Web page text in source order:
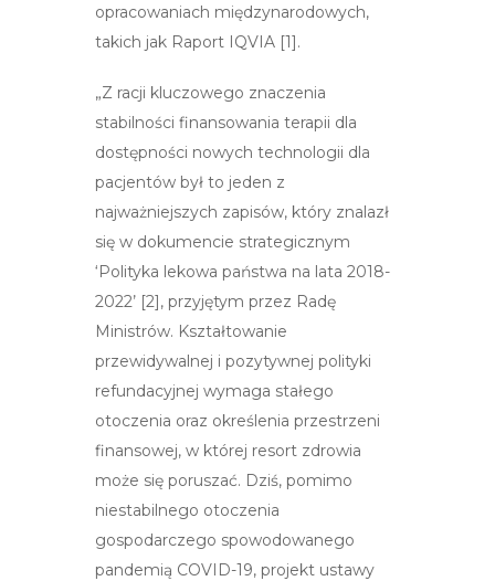
opracowaniach międzynarodowych,
takich jak Raport IQVIA [1].
„Z racji kluczowego znaczenia
stabilności finansowania terapii dla
dostępności nowych technologii dla
pacjentów był to jeden z
najważniejszych zapisów, który znalazł
się w dokumencie strategicznym
‘Polityka lekowa państwa na lata 2018-
2022’ [2], przyjętym przez Radę
Ministrów. Kształtowanie
przewidywalnej i pozytywnej polityki
refundacyjnej wymaga stałego
otoczenia oraz określenia przestrzeni
finansowej, w której resort zdrowia
może się poruszać. Dziś, pomimo
niestabilnego otoczenia
gospodarczego spowodowanego
pandemią COVID-19, projekt ustawy